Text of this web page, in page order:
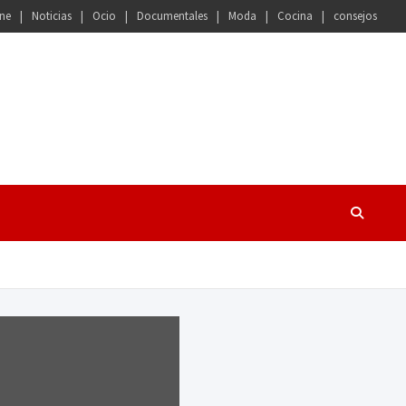
Noticias Ocio Documentales Moda Cocina consejos